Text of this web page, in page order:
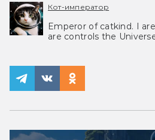
Кот-император
Emperor of catkind. I
are controls the